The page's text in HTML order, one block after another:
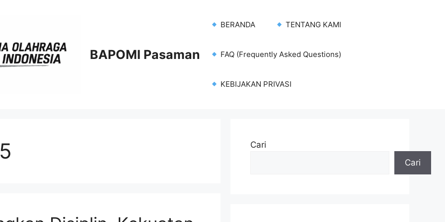
BAPOMI Pasaman
BERANDA TENTANG KAMI
FAQ (Frequently Asked Questions)
KEBIJAKAN PRIVASI
Cari
Cari